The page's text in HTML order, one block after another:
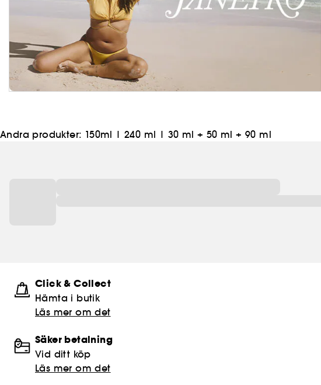
Andra produkter: 150ml |240 ml | 30 ml + 50 ml + 90 ml
Click & Collect
Hämta i butik​
Läs mer om det
Säker betalning
Vid ditt köp
Läs mer om det